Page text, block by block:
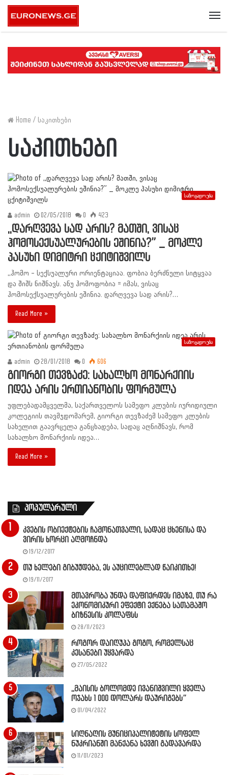
Home / საკითხები
საკითხები
საზოგადოება
admin 02/05/2018 0 423
,,დარღვევა სად არის? მათში, ვისაც
ჰომოსექსუალურების ეშინია?” _ მოკლე
პასუხი დიმიტრი ცქიტიშვილს
,,ჰომო – სექსუალური ორიენტაციაა. ფობია ბერძნული სიტყვაა
და შიშს ნიშნავს. ანუ ჰომოფობია = იმას, ვისაც
ჰომოსექსუალურების ეშინია. დარღვევა სად არის?…
Read More »
საზოგადოება
admin 28/01/2018 0 606
გიორგი თევზაძე: სახალხო მონარქიის
იდეა არის ერთიანობის ფორმულა
უფლებადამცველმა, საქართველოს სამეფო კლუბის იურიდიული
კოლეგიის თავმჯდომარემ, გიორგი თევზაძემ სამეფო კლუბის
სახელით გაავრცელა განცხადება, სადაც აღნიშნავს, რომ
სახალხო მონარქიის იდეა…
Read More »
პოპულარული
კვების ობიექტების ჩამონათვალი, სადაც ცხენისა და
ვირის ხორცი აღმოჩნდა
19/12/2017
თუ ხელები გიბუჟდება, ეს აუცილებლად წაიკითხე!
19/11/2017
მთავრობა უნდა დაფიქრდეს იმაზე, თუ რა
ეკონომიკური ეფექტი ექნება სათამაშო
ბიზნესის კოლაფსს
28/11/2023
როგორ დაიღუპა გოგო, რომელსაც
კესანები უყვარდა
27/05/2022
,,მაისის ბოლომდე ივანიშვილი ყველა
ოჯახს 1 000 დოლარს დაურიგებს”
01/04/2022
სიღნაღის მუნიციპალიტეტის სოფელ
ნუკრიანში მანქანა ხევში გადავარდა
11/01/2023